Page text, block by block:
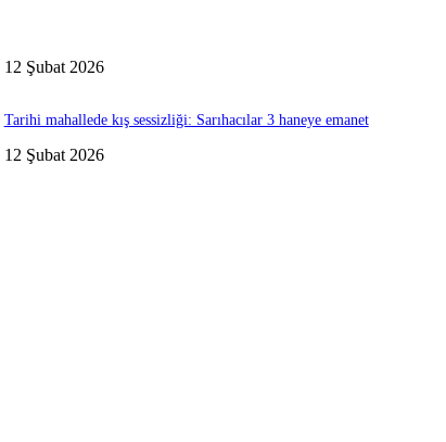
12 Şubat 2026
Tarihi mahallede kış sessizliği: Sarıhacılar 3 haneye emanet
12 Şubat 2026